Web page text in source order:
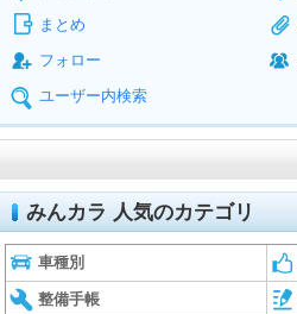
まとめ
フォロー
ユーザー内検索
みんカラ 人気のカテゴリ
車種別
整備手帳